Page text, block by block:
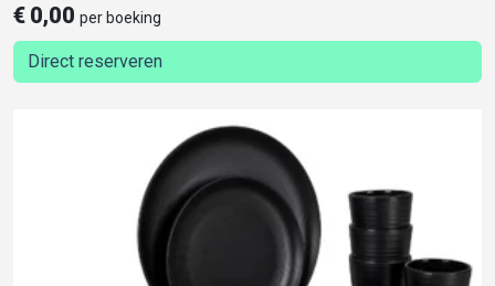
€ 0,00 per boeking
Direct reserveren